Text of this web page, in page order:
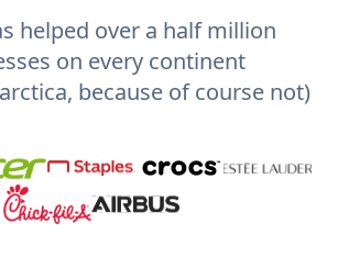
helped over a half million
on every continent
because of course not)